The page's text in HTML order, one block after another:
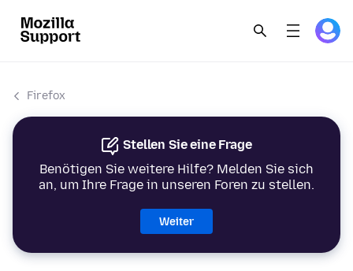
Firefox
Stellen Sie eine Frage
Benötigen Sie weitere Hilfe? Melden Sie sich
an, um Ihre Frage in unseren Foren zu stellen.
Weiter